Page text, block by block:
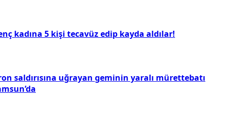
kadına 5 kişi tecavüz edip kayda aldılar!
saldırısına uğrayan geminin yaralı mürettebatı